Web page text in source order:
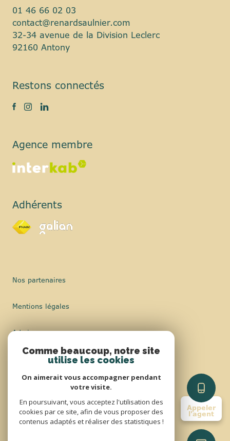
Appeler
l'agent
01 46 66 02 03
contact@renardsaulnier.com
32-34 avenue de la Division Leclerc
92160 Antony
Restons connectés
Agence membre
Adhérents
Nos partenaires
Mentions légales
Admin
Nos honoraires
Cookies
Comme beaucoup, notre site
utilise les cookies
On aimerait vous accompagner pendant
votre visite.
En poursuivant, vous acceptez l'utilisation des
cookies par ce site, afin de vous proposer des
contenus adaptés et réaliser des statistiques !